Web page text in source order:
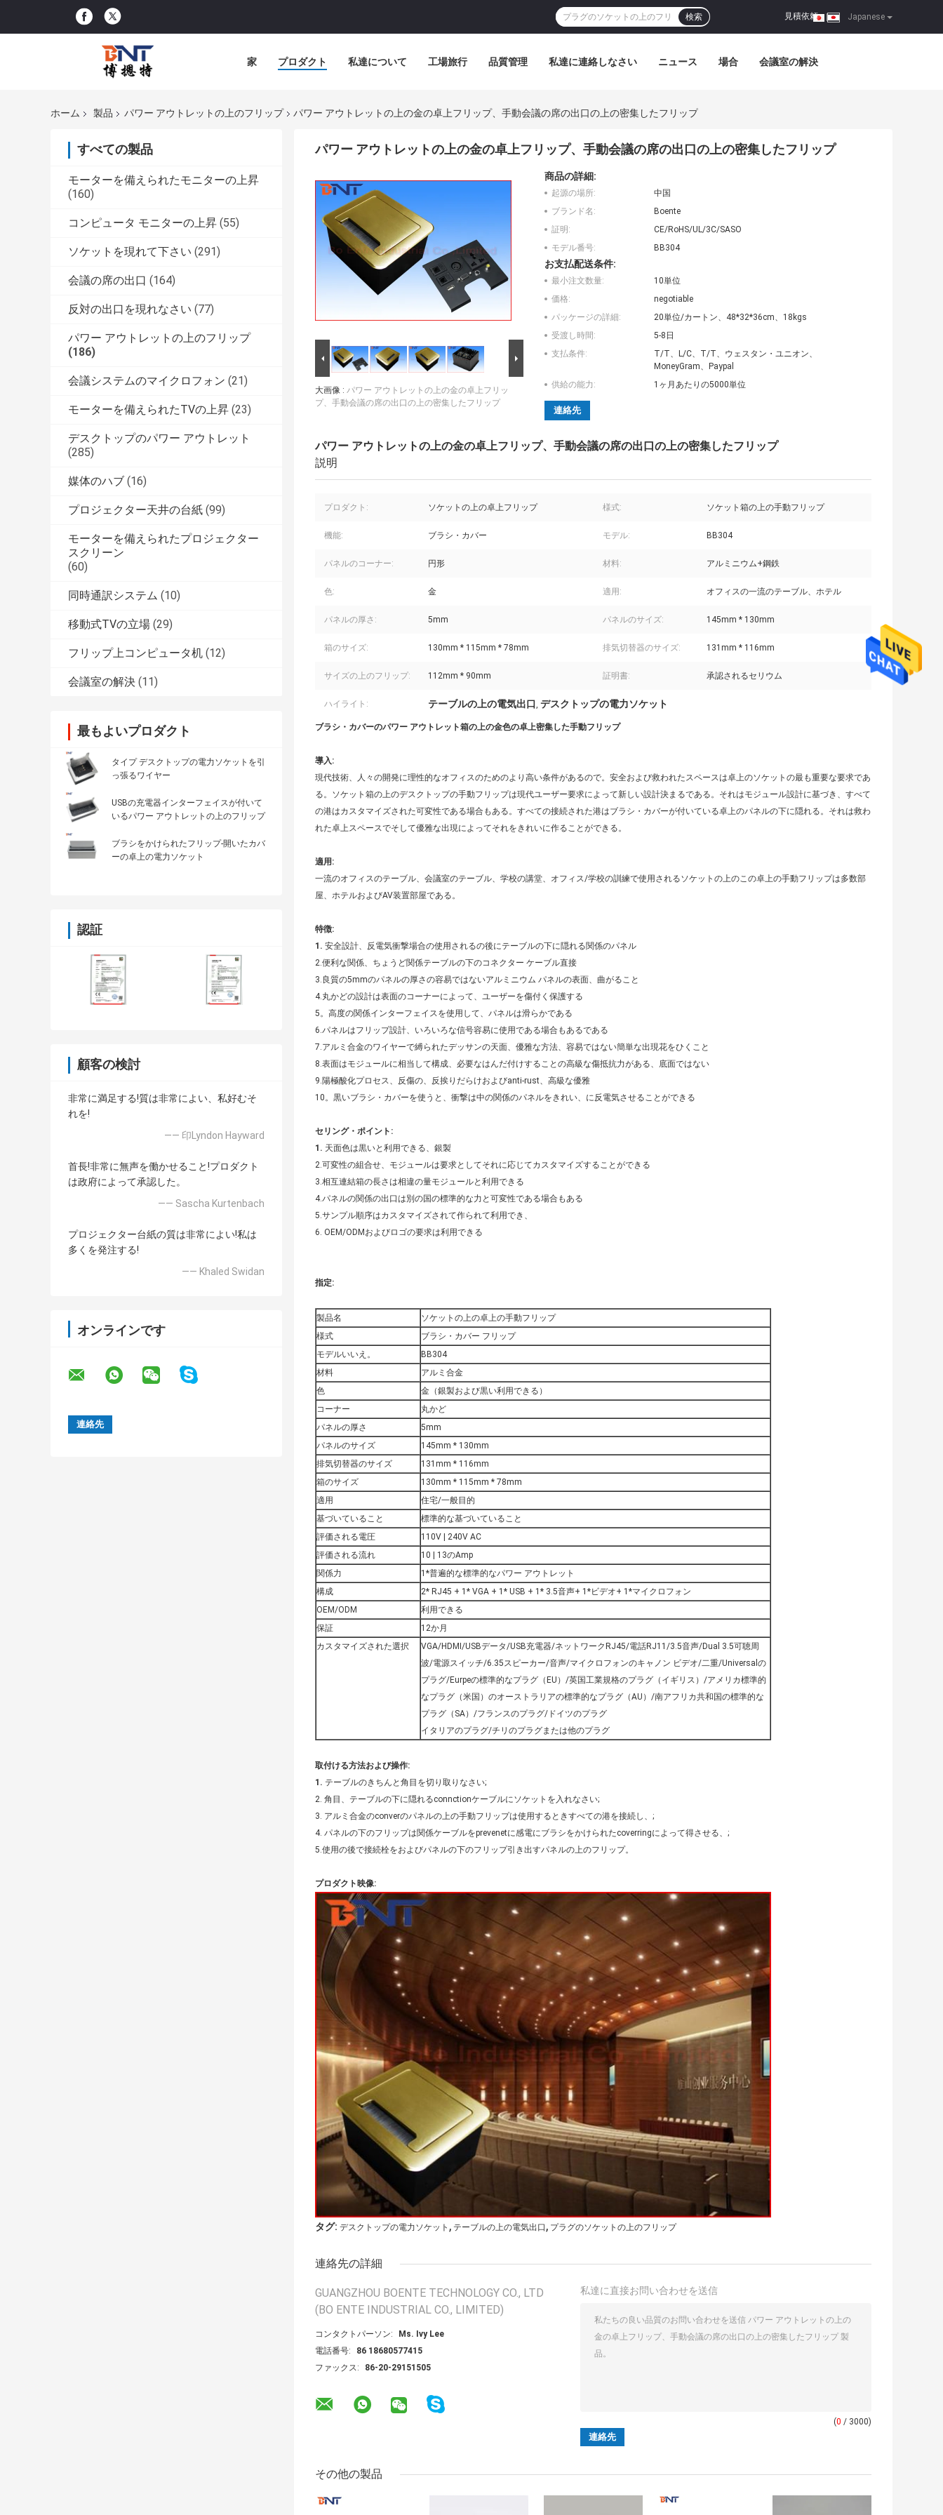
Japanese
見積依頼 |
検索
家 プロダクト 私達について 工場旅行 品質管理 私達に連絡しなさい ニュース 場合 会議室の解決
ホーム 製品 パワー アウトレットの上のフリップ パワー アウトレットの上の金の卓上フリップ、手動会議の席の出口の上の密集したフリップ
すべての製品
モーターを備えられたモニターの上昇
(160)
コンピュータ モニターの上昇 (55)
ソケットを現れて下さい (291)
会議の席の出口 (164)
反対の出口を現れなさい (77)
パワー アウトレットの上のフリップ
(186)
会議システムのマイクロフォン (21)
モーターを備えられたTVの上昇 (23)
デスクトップのパワー アウトレット
(285)
媒体のハブ (16)
プロジェクター天井の台紙 (99)
モーターを備えられたプロジェクター
スクリーン
(60)
同時通訳システム (10)
移動式TVの立場 (29)
フリップ上コンピュータ机 (12)
会議室の解決 (11)
最もよいプロダクト
タイプ デスクトップの電力ソケットを引
っ張るワイヤー
USBの充電器インターフェイスが付いて
いるパワー アウトレットの上のフリップ
ブラシをかけられたフリップ-開いたカバ
ーの卓上の電力ソケット
認証
顧客の検討
非常に満足する!質は非常によい、私好むそ
れを!
—— 印Lyndon Hayward
首長!非常に無声を働かせること!プロダクト
は政府によって承認した。
—— Sascha Kurtenbach
プロジェクター台紙の質は非常によい!私は
多くを発注する!
—— Khaled Swidan
オンラインです
パワー アウトレットの上の金の卓上フリップ、手動会議の席の出口の上の密集したフリップ
大画像 : パワー アウトレットの上の金の卓上フリッ
プ、手動会議の席の出口の上の密集したフリップ
商品の詳細:
起源の場所:
中国
ブランド名:
Boente
証明:
CE/RoHS/UL/3C/SASO
モデル番号:
BB304
お支払配送条件:
最小注文数量:
10単位
価格:
negotiable
パッケージの詳細:
20単位/カートン、48*32*36cm、18kgs
受渡し時間:
5-8日
支払条件:
T/T、L/C、T/T、ウェスタン・ユニオン、
MoneyGram、Paypal
供給の能力:
1ヶ月あたりの5000単位
連絡先
パワー アウトレットの上の金の卓上フリップ、手動会議の席の出口の上の密集したフリップ
説明
プロダクト: ソケットの上の卓上フリップ 様式: ソケット箱の上の手動フリップ
機能: ブラシ・カバー モデル: BB304
パネルのコーナー: 円形 材料: アルミニウム+鋼鉄
色: 金 適用: オフィスの一流のテーブル、ホテル
パネルの厚さ: 5mm パネルのサイズ: 145mm * 130mm
箱のサイズ: 130mm * 115mm * 78mm 排気切替器のサイズ: 131mm * 116mm
サイズの上のフリップ: 112mm * 90mm 証明書: 承認されるセリウム
ハイライト: テーブルの上の電気出口, デスクトップの電力ソケット
ブラシ・カバーのパワー アウトレット箱の上の金色の卓上密集した手動フリップ
導入:
現代技術、人々の開発に理性的なオフィスのためのより高い条件があるので。安全および救われたスペースは卓上のソケットの最も重要な要求であ
る。ソケット箱の上のデスクトップの手動フリップは現代ユーザー要求によって新しい設計決まるである。それはモジュール設計に基づき、すべて
の港はカスタマイズされた可変性である場合もある。すべての接続された港はブラシ・カバーが付いている卓上のパネルの下に隠れる。それは救わ
れた卓上スペースでそして優雅な出現によってそれをきれいに作ることができる。
適用:
一流のオフィスのテーブル、会議室のテーブル、学校の講堂、オフィス/学校の訓練で使用されるソケットの上のこの卓上の手動フリップは多数部
屋、ホテルおよびAV装置部屋である。
特徴:
1. 安全設計、反電気衝撃場合の使用されるの後にテーブルの下に隠れる関係のパネル
2.便利な関係、ちょうど関係テーブルの下のコネクター ケーブル直接
3.良質の5mmのパネルの厚さの容易ではないアルミニウム パネルの表面、曲がること
4.丸かどの設計は表面のコーナーによって、ユーザーを傷付く保護する
5。高度の関係インターフェイスを使用して、パネルは滑らかである
6.パネルはフリップ設計、いろいろな信号容易に使用である場合もあるである
7.アルミ合金のワイヤーで縛られたデッサンの天面、優雅な方法、容易ではない簡単な出現花をひくこと
8.表面はモジュールに相当して構成、必要なはんだ付けすることの高級な傷抵抗力がある、底面ではない
9.陽極酸化プロセス、反傷の、反挨りだらけおよびanti-rust、高級な優雅
10。黒いブラシ・カバーを使うと、衝撃は中の関係のパネルをきれい、に反電気させることができる
セリング・ポイント:
1. 天面色は黒いと利用できる、銀製
2.可変性の組合せ、モジュールは要求としてそれに応じてカスタマイズすることができる
3.相互連結箱の長さは相違の量モジュールと利用できる
4.パネルの関係の出口は別の国の標準的な力と可変性である場合もある
5.サンプル順序はカスタマイズされて作られて利用でき、
6. OEM/ODMおよびロゴの要求は利用できる
指定:
製品名
ソケットの上の卓上の手動フリップ
様式
ブラシ・カバー フリップ
モデルいいえ。
BB304
材料
アルミ合金
色
金（銀製および黒い利用できる）
コーナー
丸かど
パネルの厚さ
5mm
パネルのサイズ
145mm * 130mm
排気切替器のサイズ
131mm * 116mm
箱のサイズ
130mm * 115mm * 78mm
適用
住宅/一般目的
基づいていること
標準的な基づいていること
評価される電圧
110V | 240V AC
評価される流れ
10 | 13のAmp
関係力
1*普遍的な標準的なパワー アウトレット
構成
2* RJ45 + 1* VGA + 1* USB + 1* 3.5音声+ 1*ビデオ+ 1*マイクロフォン
OEM/ODM
利用できる
保証
12か月
カスタマイズされた選択
VGA/HDMI/USBデータ/USB充電器/ネットワークRJ45/電話RJ11/3.5音声/Dual 3.5可聴周
波/電源スイッチ/6.35スピーカー/音声/マイクロフォンのキャノン ビデオ/二重/Universalの
プラグ/Eurpeの標準的なプラグ（EU）/英国工業規格のプラグ（イギリス）/アメリカ標準的
なプラグ（米国）のオーストラリアの標準的なプラグ（AU）/南アフリカ共和国の標準的な
プラグ（SA）/フランスのプラグ/ドイツのプラグ
イタリアのプラグ/チリのプラグまたは他のプラグ
取付ける方法および操作:
1. テーブルのきちんと角目を切り取りなさい;
2. 角目、テーブルの下に隠れるconnctionケーブルにソケットを入れなさい;
3. アルミ合金のconverのパネルの上の手動フリップは使用するときすべての港を接続し、;
4. パネルの下のフリップは関係ケーブルをprevenetに感電にブラシをかけられたcoverringによって得させる、;
5.使用の後で接続栓をおよびパネルの下のフリップ引き出すパネルの上のフリップ。
プロダクト映像:
タグ: デスクトップの電力ソケット , テーブルの上の電気出口 , プラグのソケットの上のフリップ
連絡先の詳細
GUANGZHOU BOENTE TECHNOLOGY CO., LTD
(BO ENTE INDUSTRIAL CO., LIMITED)
コンタクトパーソン:
Ms. Ivy Lee
電話番号:
86 18680577415
ファックス:
86-20-29151505
私達に直接お問い合わせを送信
(0 / 3000)
その他の製品